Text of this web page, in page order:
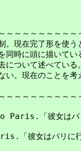
～～～～～～～
完了形を使うと
に頭に描いてい
て述べている。
在のことを考え
～～～～～～～
「彼女はパリ
彼女はパリに行